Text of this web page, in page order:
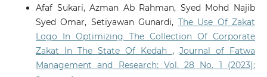
Afaf Sukari, Azman Ab Rahman, Syed Mohd Najib
Syed Omar, Setiyawan Gunardi, The Use Of Zakat
Logo In Optimizing The Collection Of Corporate
Zakat In The State Of Kedah,Journal of Fatwa
Management and Research: Vol. 28 No. 1 (2023):